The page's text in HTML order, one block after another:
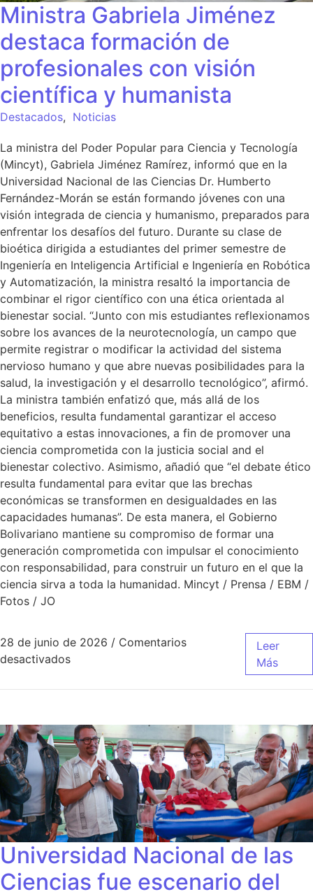
Ministra Gabriela Jiménez
destaca formación de
profesionales con visión
científica y humanista
Destacados, Noticias
La ministra del Poder Popular para Ciencia y Tecnología
(Mincyt), Gabriela Jiménez Ramírez, informó que en la
Universidad Nacional de las Ciencias Dr. Humberto
Fernández-Morán se están formando jóvenes con una
visión integrada de ciencia y humanismo, preparados para
enfrentar los desafíos del futuro. Durante su clase de
bioética dirigida a estudiantes del primer semestre de
Ingeniería en Inteligencia Artificial e Ingeniería en Robótica
y Automatización, la ministra resaltó la importancia de
combinar el rigor científico con una ética orientada al
bienestar social. “Junto con mis estudiantes reflexionamos
sobre los avances de la neurotecnología, un campo que
permite registrar o modificar la actividad del sistema
nervioso humano y que abre nuevas posibilidades para la
salud, la investigación y el desarrollo tecnológico”, afirmó.
La ministra también enfatizó que, más allá de los
beneficios, resulta fundamental garantizar el acceso
equitativo a estas innovaciones, a fin de promover una
ciencia comprometida con la justicia social and el
bienestar colectivo. Asimismo, añadió que “el debate ético
resulta fundamental para evitar que las brechas
económicas se transformen en desigualdades en las
capacidades humanas”. De esta manera, el Gobierno
Bolivariano mantiene su compromiso de formar una
generación comprometida con impulsar el conocimiento
con responsabilidad, para construir un futuro en el que la
ciencia sirva a toda la humanidad. Mincyt / Prensa / EBM /
Fotos / JO
28 de junio de 2026 / Comentarios
desactivados
Leer
Más
Universidad Nacional de las
Ciencias fue escenario del